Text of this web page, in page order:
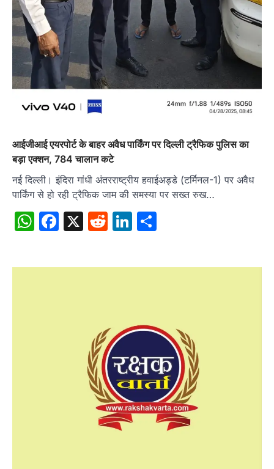
आईजीआई एयरपोर्ट के बाहर अवैध पार्किंग पर दिल्ली ट्रैफिक पुलिस का
बड़ा एक्शन, 784 चालान कटे
नई दिल्ली। इंदिरा गांधी अंतरराष्ट्रीय हवाईअड्डे (टर्मिनल-1) पर अवैध
पार्किंग से हो रही ट्रैफिक जाम की समस्या पर सख्त रुख…
WhatsApp
Facebook
X RedditLinkedIn